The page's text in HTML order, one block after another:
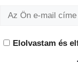
Elolvastam és